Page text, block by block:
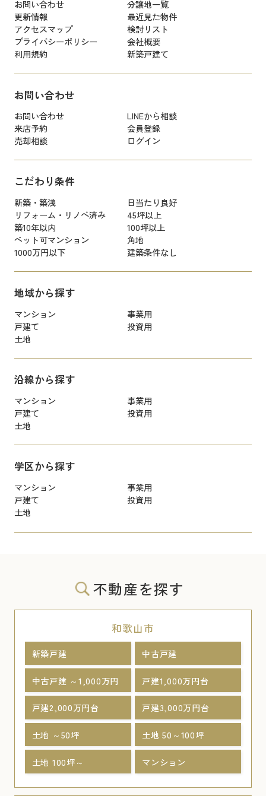
お問い合わせ
分譲地一覧
更新情報
最近見た物件
アクセスマップ
検討リスト
プライバシーポリシー
会社概要
利用規約
新築戸建て
お問い合わせ
お問い合わせ
LINEから相談
来店予約
会員登録
売却相談
ログイン
こだわり条件
新築・築浅
日当たり良好
リフォーム・リノベ済み
45坪以上
築10年以内
100坪以上
ペット可マンション
角地
1000万円以下
建築条件なし
地域から探す
マンション
事業用
戸建て
投資用
土地
沿線から探す
マンション
事業用
戸建て
投資用
土地
学区から探す
マンション
事業用
戸建て
投資用
土地
不動産を探す
和歌山市
新築戸建 中古戸建
中古戸建 ～1,000万円 戸建1,000万円台
戸建2,000万円台 戸建3,000万円台
土地 ～50坪 土地 50～100坪
土地 100坪～ マンション